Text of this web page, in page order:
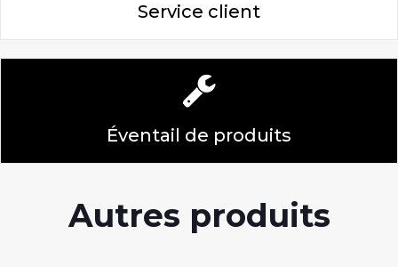
Service client
Éventail de produits
Autres produits